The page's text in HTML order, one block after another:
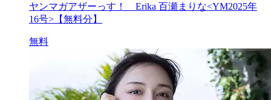
ヤンマガアザーっす！ Erika 百瀬まりな<YM2025年
16号>【無料分】
無料